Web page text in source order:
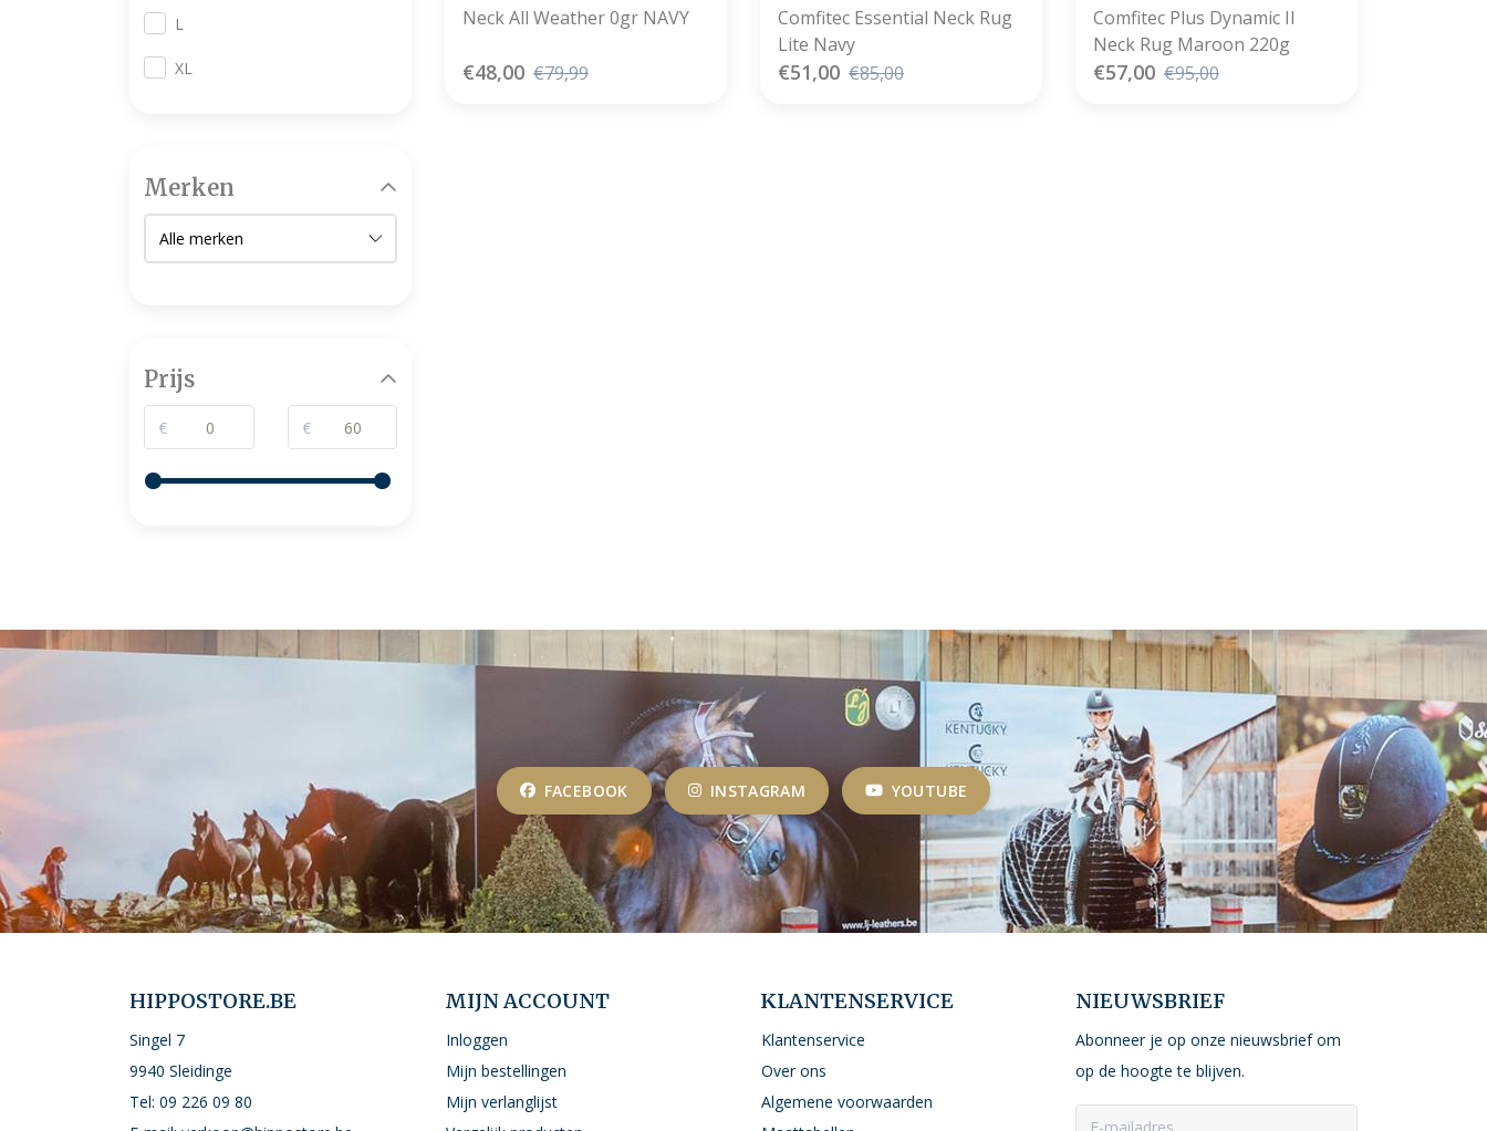
Neck All Weather 0gr NAVY
€48,00 €79,99
Comfitec Essential Neck Rug
Lite Navy
€51,00 €85,00
Comfitec Plus Dynamic II
Neck Rug Maroon 220g
€57,00 €95,00
L
XL
Merken
Prijs
€ €
FACEBOOK INSTAGRAM YOUTUBE
HIPPOSTORE.BE
Singel 7
9940 Sleidinge
Tel: 09 226 09 80
MIJN ACCOUNT
Inloggen
Mijn bestellingen
Mijn verlanglijst
KLANTENSERVICE
Klantenservice
Over ons
Algemene voorwaarden
NIEUWSBRIEF
Abonneer je op onze nieuwsbrief om
op de hoogte te blijven.